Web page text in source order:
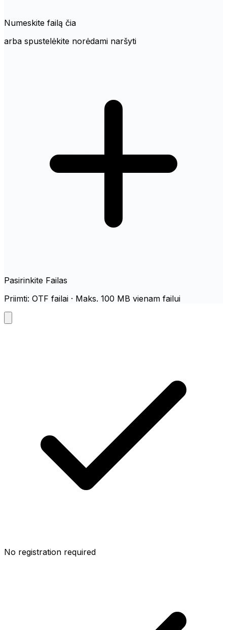
Numeskite failą čia
arba spustelėkite norėdami naršyti
Pasirinkite Failas
Priimti: OTF failai · Maks. 100 MB vienam failui
No registration required